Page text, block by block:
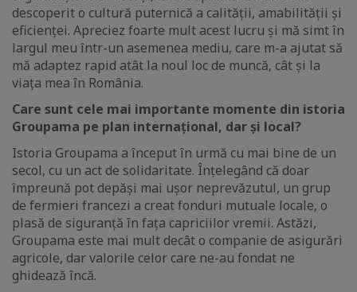
descoperit o cultură puternică a calității, amabilității și
eficienței. Apreciez foarte mult acest lucru și mă simt în
largul meu într-un asemenea mediu, care m-a ajutat să
mă adaptez rapid atât la noul loc de muncă, cât și la
viața mea în România.
Care sunt cele mai importante momente din istoria
Groupama pe plan internațional, dar și local?
Istoria Groupama a început în urmă cu mai bine de un
secol, cu un act de solidaritate. Înțelegând că doar
împreună pot depăși mai ușor neprevăzutul, un grup
de fermieri francezi a creat fonduri mutuale locale, o
plasă de siguranță în fața capriciilor vremii. Astăzi,
Groupama este mai mult decât o companie de asigurări
agricole, dar valorile celor care ne-au fondat ne
ghidează încă.